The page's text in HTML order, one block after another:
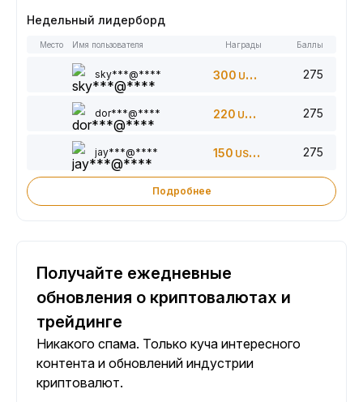
Недельный лидерборд
Место Имя пользователя Награды Баллы
sky***@**** 300 USDT 275
dor***@**** 220 USDT 275
jay***@**** 150 USDT 275
Подробнее
Получайте ежедневные
обновления о криптовалютах и
трейдинге
Никакого спама. Только куча интересного
контента и обновлений индустрии
криптовалют.